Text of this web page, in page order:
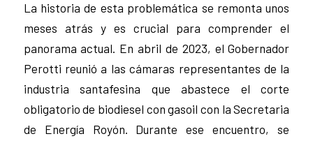
La historia de esta problemática se remonta unos
meses atrás y es crucial para comprender el
panorama actual. En abril de 2023, el Gobernador
Perotti reunió a las cámaras representantes de la
industria santafesina que abastece el corte
obligatorio de biodiesel con gasoil con la Secretaria
de Energía Royón. Durante ese encuentro, se